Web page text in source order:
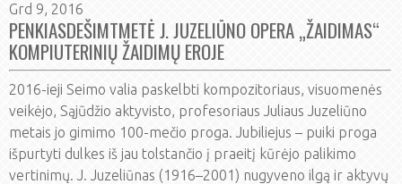
Grd 9, 2016
PENKIASDEŠIMTMETĖ J. JUZELIŪNO OPERA „ŽAIDIMAS“
KOMPIUTERINIŲ ŽAIDIMŲ EROJE
2016-ieji Seimo valia paskelbti kompozitoriaus, visuomenės
veikėjo, Sąjūdžio aktyvisto, profesoriaus Juliaus Juzeliūno
metais jo gimimo 100-mečio proga. Jubiliejus – puiki proga
išpurtyti dulkes iš jau tolstančio į praeitį kūrėjo palikimo
vertinimų. J. Juzeliūnas (1916–2001) nugyveno ilgą ir aktyvų